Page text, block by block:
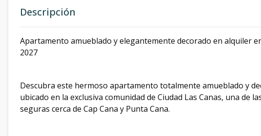
Descripción
Apartamento amueblado y elegantemente decorado en alquiler
2027
Descubra este hermoso apartamento totalmente amueblado y
ubicado en la exclusiva comunidad de Ciudad Las Canas, una de
seguras cerca de Cap Cana y Punta Cana.